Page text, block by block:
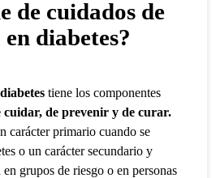
de cuidados de
diabetes?
tiene los componentes
cuidar, de prevenir y de curar.
carácter primario cuando se
o un carácter secundario y
grupos de riesgo o en personas